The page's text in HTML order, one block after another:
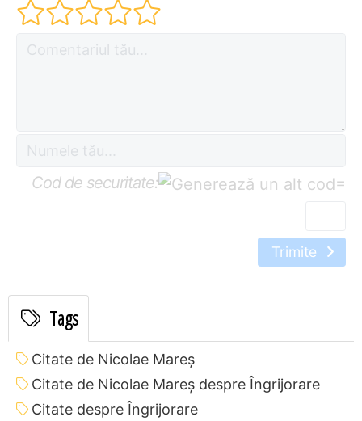
Cod de securitate: =
Trimite
Tags
Citate de Nicolae Mareș
Citate de Nicolae Mareș despre Îngrijorare
Citate despre Îngrijorare